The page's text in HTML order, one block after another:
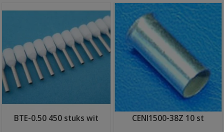
BTE-0.50 450 stuks wit CENI1500-38Z 10 st